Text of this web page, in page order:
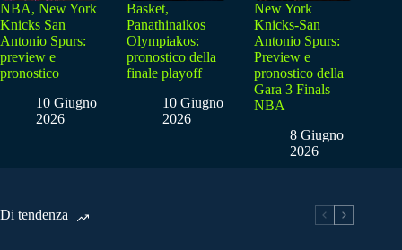
NBA, New York
Knicks San
Antonio Spurs:
preview e
pronostico
10 Giugno
2026
Basket,
Panathinaikos
Olympiakos:
pronostico della
finale playoff
10 Giugno
2026
New York
Knicks-San
Antonio Spurs:
Preview e
pronostico della
Gara 3 Finals
NBA
8 Giugno
2026
Di tendenza